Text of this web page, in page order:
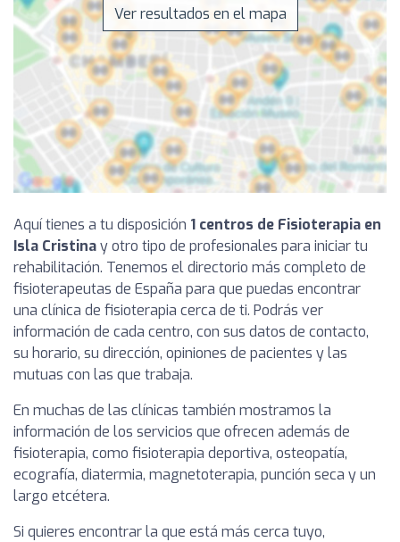
Ver resultados en el mapa
Aquí tienes a tu disposición 1 centros de Fisioterapia en
Isla Cristinay otro tipo de profesionales para iniciar tu
rehabilitación. Tenemos el directorio más completo de
fisioterapeutas de España para que puedas encontrar
una clínica de fisioterapia cerca de ti. Podrás ver
información de cada centro, con sus datos de contacto,
su horario, su dirección, opiniones de pacientes y las
mutuas con las que trabaja.
En muchas de las clínicas también mostramos la
información de los servicios que ofrecen además de
fisioterapia, como fisioterapia deportiva, osteopatía,
ecografía, diatermia, magnetoterapia, punción seca y un
largo etcétera.
Si quieres encontrar la que está más cerca tuyo,